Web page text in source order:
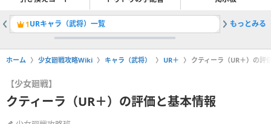
1URキャラ（武将）一覧 2逆光時
もっとみる
ホーム 少女廻戦攻略Wiki キャラ（武将） UR＋ クティーラ（UR＋）の評
【少女廻戦】
クティーラ（UR＋）の評価と基本情報